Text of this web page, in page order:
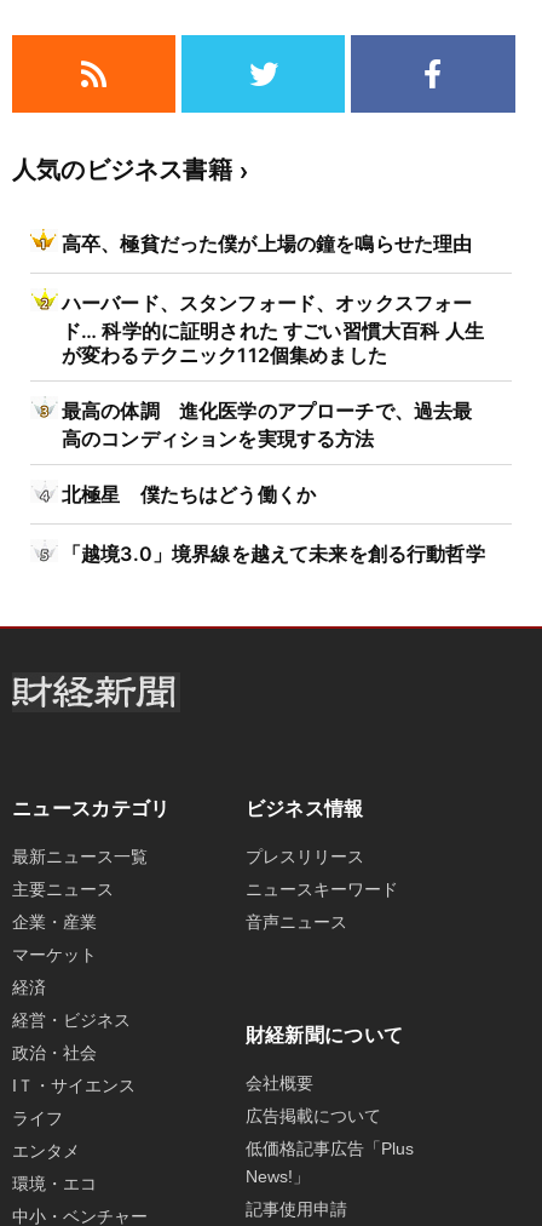
人気のビジネス書籍
高卒、極貧だった僕が上場の鐘を鳴らせた理由
ハーバード、スタンフォード、オックスフォー
ド… 科学的に証明された すごい習慣大百科 人生
が変わるテクニック112個集めました
最高の体調 進化医学のアプローチで、過去最
高のコンディションを実現する方法
北極星 僕たちはどう働くか
「越境3.0」境界線を越えて未来を創る行動哲学
ニュースカテゴリ
最新ニュース一覧
主要ニュース
企業・産業
マーケット
経済
経営・ビジネス
政治・社会
IＴ・サイエンス
ライフ
エンタメ
環境・エコ
中小・ベンチャー
ビジネス情報
プレスリリース
ニュースキーワード
音声ニュース
財経新聞について
会社概要
広告掲載について
低価格記事広告「Plus
News!」
記事使用申請